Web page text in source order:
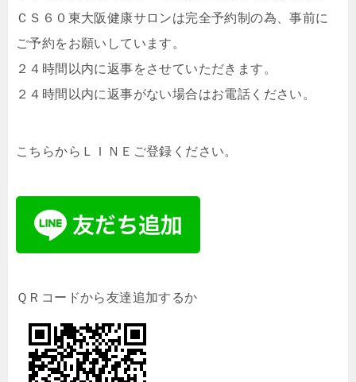
ＣＳ６０東大阪健康サロンは完全予約制の為、事前に
ご予約をお願いしています。
２４時間以内に返事をさせていただきます。
２４時間以内に返事がない場合はお電話ください。
こちらからＬＩＮＥご登録ください。
ＱＲコードから友達追加するか